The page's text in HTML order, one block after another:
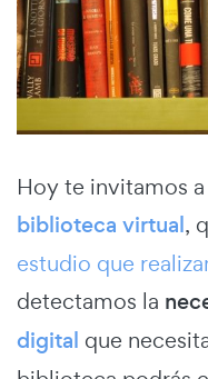
Hoy te invitamos
biblioteca virtual,
estudio que
detectamos la
digital que